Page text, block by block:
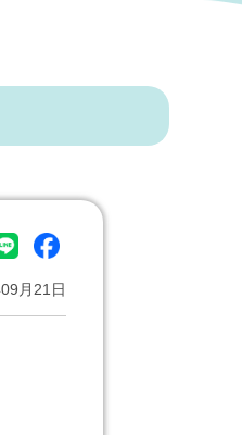
月21日